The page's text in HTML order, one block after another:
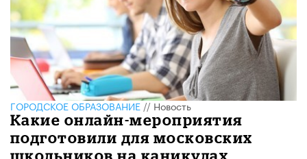
ГОРОДСКОЕ ОБРАЗОВАНИЕ//Новость
Какие онлайн-мероприятия
подготовили для московских
школьников на каникулах